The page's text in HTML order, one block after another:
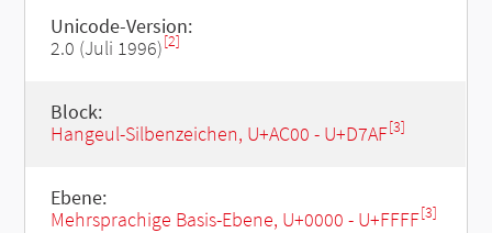
Unicode-Version:
2.0 (Juli 1996)[2]
Block:
Hangeul-Silbenzeichen, U+AC00 - U+D7AF[3]
Ebene:
Mehrsprachige Basis-Ebene, U+0000 - U+FFFF[3]